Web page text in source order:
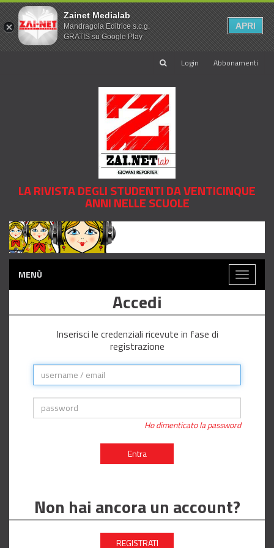
Login Abbonamenti
LA RIVISTA DEGLI STUDENTI DA VENTICINQUE
ANNI NELLE SCUOLE
MENÙ
Toggle
Accedi
Inserisci le credenziali ricevute in fase di
registrazione
Ho dimenticato la password
Entra
Non hai ancora un account?
REGISTRATI
Zainet Medialab
Mandragola Editrice s.c.g.
GRATIS su Google Play
APRI